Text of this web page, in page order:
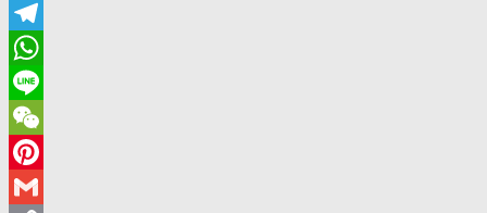
Email
Telegram
WhatsApp
Line
WeChat
Pinterest